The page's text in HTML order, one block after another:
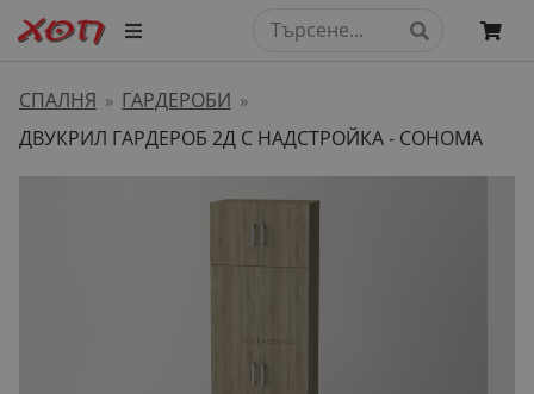
СПАЛНЯ » ГАРДЕРОБИ »
ДВУКРИЛ ГАРДЕРОБ 2Д С НАДСТРОЙКА - СОНОМА